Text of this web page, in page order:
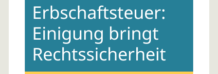
contentErbschaftsteuer:
Einigung bringt
Rechtssicherheit